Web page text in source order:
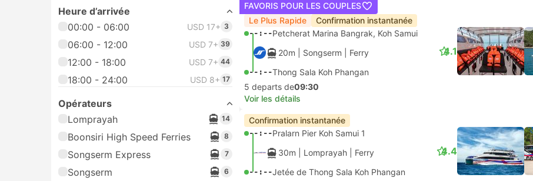
Heure d’arrivée
00:00 - 06:00
USD 17+ 3
06:00 - 12:00 USD 7+ 39
12:00 - 18:00 USD 7+ 44
18:00 - 24:00 USD 8+ 17
Opérateurs
Lomprayah
14
Boonsiri High Speed Ferries 8
Songserm Express 7
Songserm 6
FAVORIS POUR LES COUPLES
Le Plus Rapide
Confirmation instantanée
--:--Petcherat Marina Bangrak, Koh Samui
20m | Songserm Ferry
--:--Thong Sala Koh Phangan
4.1
5 departs de09:30
Voir les détails
Confirmation instantanée
--:--Pralarn Pier Koh Samui 1
30m | Lomprayah Ferry
--:--Jetée de Thong Sala Koh Phangan
4.4